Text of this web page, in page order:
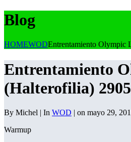
Blog
HOMEWODEntrentamiento Olympic
Entrentamiento
(Halterofilia)
By Michel | In WOD | on mayo 29,
Warmup